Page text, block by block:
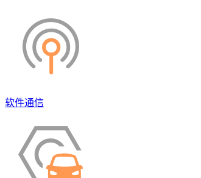
软件通信